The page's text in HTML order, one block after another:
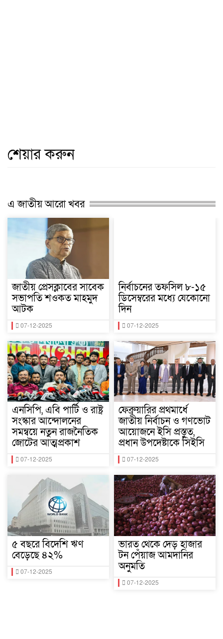
শেয়ার করুন
এ জাতীয় আরো খবর
জাতীয় প্রেসক্লাবের সাবেক
সভাপতি শওকত মাহমুদ
আটক
07-12-2025
এনসিপি, এবি পার্টি ও রাষ্ট্র
সংস্কার আন্দোলনের
সমন্বয়ে নতুন রাজনৈতিক
জোটের আত্মপ্রকাশ
07-12-2025
৫ বছরে বিদেশি ঋণ
বেড়েছে ৪২%
07-12-2025
নির্বাচনের তফসিল ৮-১৫
ডিসেম্বরের মধ্যে যেকোনো
দিন
07-12-2025
ফেব্রুয়ারির প্রথমার্ধে
জাতীয় নির্বাচন ও গণভোট
আয়োজনে ইসি প্রস্তুত,
প্রধান উপদেষ্টাকে সিইসি
07-12-2025
ভারত থেকে দেড় হাজার
টন পেঁয়াজ আমদানির
অনুমতি
07-12-2025